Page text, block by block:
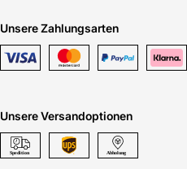
Unsere Zahlungsarten
Unsere Versandoptionen